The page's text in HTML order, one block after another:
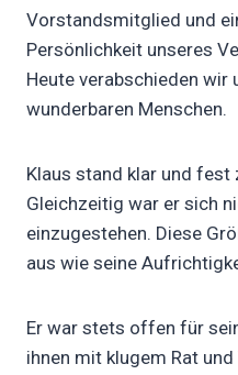
Vorstandsmitglied und
Persönlichkeit unseres
Heute verabschieden wir
wunderbaren Menschen.
Klaus stand klar und fest
Gleichzeitig war er sich
einzugestehen. Diese
aus wie seine
Er war stets offen für
ihnen mit klugem Rat